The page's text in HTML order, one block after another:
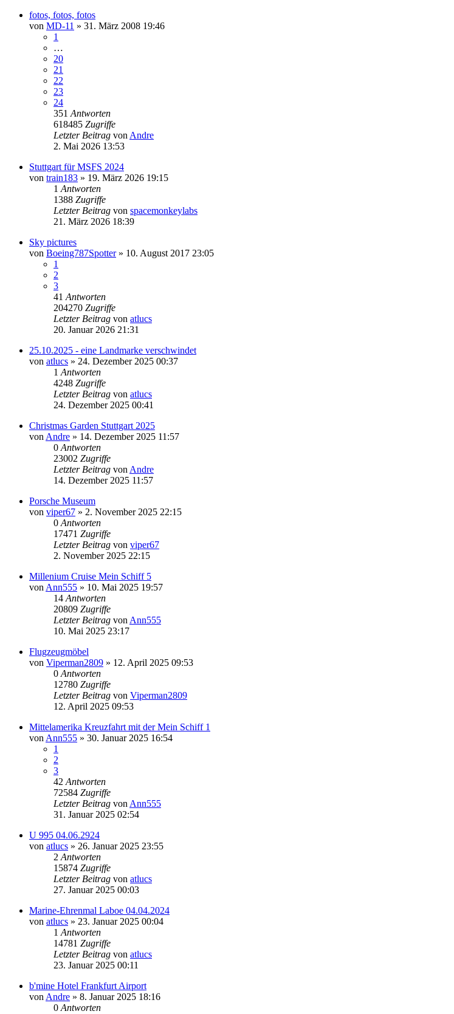
fotos, fotos, fotos
von MD-11 » 31. März 2008 19:46
1
…
20
21
22
23
24
351 Antworten
618485 Zugriffe
Letzter Beitrag von Andre
2. Mai 2026 13:53
Stuttgart für MSFS 2024
von train183 » 19. März 2026 19:15
1 Antworten
1388 Zugriffe
Letzter Beitrag von spacemonkeylabs
21. März 2026 18:39
Sky pictures
von Boeing787Spotter» 10. August 2017 23:05
1
2
3
41 Antworten
204270 Zugriffe
Letzter Beitrag von atlucs
20. Januar 2026 21:31
25.10.2025 - eine Landmarke verschwindet
von atlucs » 24. Dezember 2025 00:37
1 Antworten
4248 Zugriffe
Letzter Beitrag von atlucs
24. Dezember 2025 00:41
Christmas Garden Stuttgart 2025
von Andre » 14. Dezember 2025 11:57
0 Antworten
23002 Zugriffe
Letzter Beitrag von Andre
14. Dezember 2025 11:57
Porsche Museum
von viper67 » 2. November 2025 22:15
0 Antworten
17471 Zugriffe
Letzter Beitrag von viper67
2. November 2025 22:15
Millenium Cruise Mein Schiff 5
von Ann555 » 10. Mai 2025 19:57
14 Antworten
20809 Zugriffe
Letzter Beitrag von Ann555
10. Mai 2025 23:17
Flugzeugmöbel
von Viperman2809 » 12. April 2025 09:53
0 Antworten
12780 Zugriffe
Letzter Beitrag von Viperman2809
12. April 2025 09:53
Mittelamerika Kreuzfahrt mit der Mein Schiff 1
von Ann555 » 30. Januar 2025 16:54
1
2
3
42 Antworten
72584 Zugriffe
Letzter Beitrag von Ann555
31. Januar 2025 02:54
U 995 04.06.2924
von atlucs » 26. Januar 2025 23:55
2 Antworten
15874 Zugriffe
Letzter Beitrag von atlucs
27. Januar 2025 00:03
Marine-Ehrenmal Laboe 04.04.2024
von atlucs » 23. Januar 2025 00:04
1 Antworten
14781 Zugriffe
Letzter Beitrag von atlucs
23. Januar 2025 00:11
b'mine Hotel Frankfurt Airport
von Andre » 8. Januar 2025 18:16
0 Antworten